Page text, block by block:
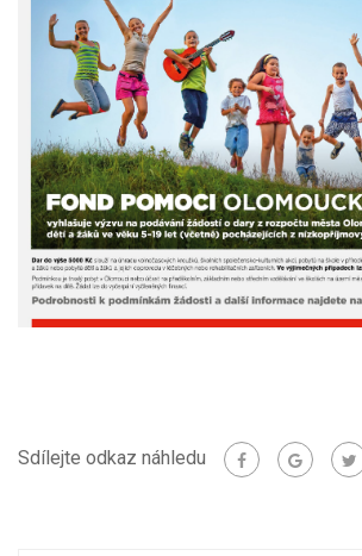
Sdílejte odkaz náhledu